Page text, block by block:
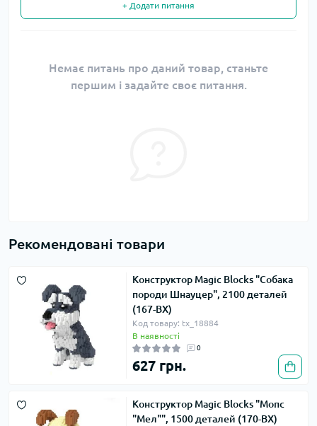
+ Додати питання
Немає питань про даний товар, станьте
першим і задайте своє питання.
Рекомендовані товари
Конструктор Magic Blocks "Собака
породи Шнауцер", 2100 деталей
(167-BX)
Код товару: tx_18884
В наявності
0
627 грн.
Конструктор Magic Blocks "Мопс
"Мел"", 1500 деталей (170-BX)